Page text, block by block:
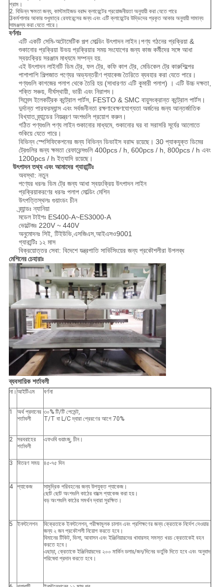
গ্রাম।
2. বিভিন্ন ক্ষমতা জন্য, কাস্টমাইজড বরাদ্দ ক্লায়েন্টের প্রয়োজনীয়তা অনুযায়ী করা যেতে পারে
3কর্মশালার আকার শুধুমাত্র রেফারেন্সের জন্য এবং এটি ক্লায়েন্টের উদ্ভিদের প্রকৃত আকার অনুযায়ী সামান্য
সামঞ্জস্য করা যেতে পারে।
বর্ণনাঃ
এটি একটি সেমি-অটোমেটিক পল্প মোল্ডিং উৎপাদন লাইন।পণ্য গঠনের প্রক্রিয়া &
শুকানোর প্রক্রিয়া উভয় প্রক্রিয়ার সময় সংযোগের জন্য কাজ কর্মীদের সঙ্গে আধা
স্বয়ংক্রিয় সরঞ্জাম মাধ্যমে সম্পন্ন হয়.
এই উৎপাদন লাইনটি ডিম ট্রে, ফল ট্রে, কফি কাপ ট্রে, মেডিকেল ট্রে কারুশিল্পের
পাশাপাশি শিল্পজাত পণ্যের অভ্যন্তরীণ প্যাকেজ তৈরিতে ব্যবহার করা যেতে পারে।
পণ্যগুলি কাগজের পলাপ থেকে তৈরি হয় (সাধারণত এটি কুমারী পলাপ) । এটি উচ্চ দক্ষতা,
শক্তি সঞ্চয়, দীর্ঘস্থায়ী, ভারী এবং নিরাপদ।
সিমেন্স ইলেকট্রিক কন্ট্রোল পার্টস, FESTO & SMC বায়ুসংক্রান্ত কন্ট্রোল পার্টস।
দুর্দান্ত পারফরম্যান্স এবং সর্বজনীনতা রক্ষণাবেক্ষণযোগ্যতা অর্জনের জন্য আন্তর্জাতিক
বিখ্যাত ব্র্যান্ডের নিয়ন্ত্রণ অংশগুলি প্রয়োগ করুন।
গঠিত পণ্যগুলি পণ্য লাইন শুকানোর মাধ্যমে, শুকানোর ঘর বা সরাসরি সূর্যের আলোতে
শুকিয়ে যেতে পারে।
বিভিন্ন স্পেসিফিকেশনের জন্য বিভিন্ন ডিভাইস বরাদ্দ রয়েছে। 30 প্যাকযুক্ত ডিমের
ট্রেগুলির জন্য ক্ষমতা রেফারেন্সগুলি 400pcs / h, 600pcs / h, 800pcs / h এবং
1200pcs / h ইত্যাদি রয়েছে।
উৎপাদন তথ্য এবং আমাদের গ্যারান্টিঃ
অবস্থা: নতুন
পণ্যের ধরনঃ ডিম ট্রে জন্য আধা স্বয়ংক্রিয় উৎপাদন লাইন
প্রক্রিয়াকরণের ধরনঃ পলাপ মোল্ডিং মেশিন
উৎপত্তিস্থলঃ গুয়াংডং চীন
ব্র্যান্ডঃ ন্যানিয়া
মডেল টাইপঃ ES400-A~ES3000-A
ভোল্টেজঃ 220V ~ 440V
অনুমোদনঃ সিই, টিইউভি,এসজিএস,আইএসও9001
গ্যারান্টিঃ ১২ মাস
বিক্রয়োত্তর সেবা: বিদেশে যন্ত্রপাতি সার্ভিসিংয়ের জন্য প্রকৌশলীরা উপলব্ধ
মেশিনের চেহারাঃ
ব্যবসায়িক শর্তাবলী
না। আইটিএম বর্ণনা
1
অর্থ প্রদানের
শর্তাবলী
৩০% টি/টি পেমেন্ট,
T/T বা L/C দ্বারা প্রেরণের আগে 70%
2
সরবরাহের
শর্তাবলী
এফওবি গুয়াংজু, চীন।
3 বিতরণ সময় ৪৫-৭৫ দিন
4 প্যাকেজ
সামুদ্রিক পরিবহনের জন্য উপযুক্ত প্যাকেজ।
ছোট ছোট অংশগুলি কাঠের বাক্সে প্যাকেজ করা হয়।
বড় অংশগুলি কাঠের সমর্থন দ্বারা সুরক্ষিত।
5 ইনস্টলেশন
বিক্রেতাকে ইনস্টলেশন, পরীক্ষামূলক চালান এবং প্রশিক্ষণের জন্য ক্রেতাকে নির্দেশ দেওয়ার
জন্য ২ জন প্রকৌশলী নিয়োগ করতে হবে।
বিমানের টিকিট, ভিসা, আবাসন এবং ইঞ্জিনিয়ারদের খাবারসহ সমস্ত খরচ ক্রেতাকেই বহন
করতে হবে।
এছাড়া, ক্রেতাকে ইঞ্জিনিয়ারদের ২০০ মার্কিন ডলার/জন/দিনের ভর্তুকি দিতে হবে এবং অনুবাদ
পরিষেবা প্রদান করতে হবে।